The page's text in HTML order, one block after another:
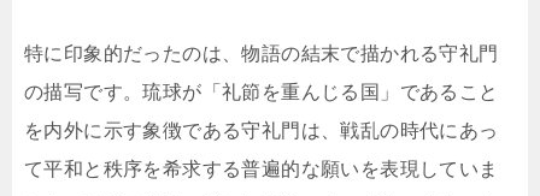
特に印象的だったのは、物語の結末で描かれる守礼門
の描写です。琉球が「礼節を重んじる国」であること
を内外に示す象徴である守礼門は、戦乱の時代にあっ
て平和と秩序を希求する普遍的な願いを表現していま